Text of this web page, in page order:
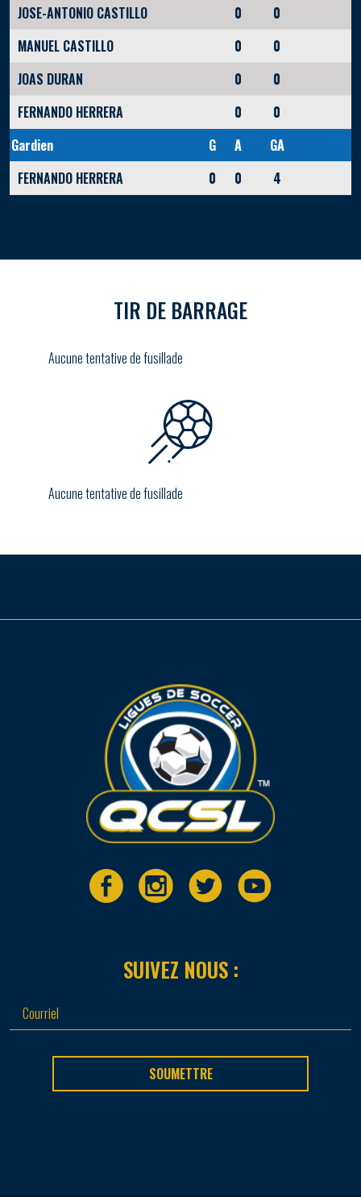
JOSE-ANTONIO CASTILLO
0
0
MANUEL CASTILLO
0
0
JOAS DURAN
0
0
FERNANDO HERRERA
0
0
Gardien
G A
GA
FERNANDO HERRERA
0 0 4
TIR DE BARRAGE
Aucune tentative de fusillade
Aucune tentative de fusillade
SUIVEZ NOUS :
SOUMETTRE